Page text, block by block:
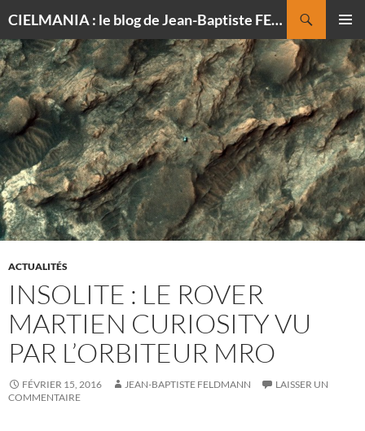
CIELMANIA : le blog de Jean-Baptiste FELDMANN, photographe du ciel
MENU
AU
CONTENU
ACTUALITÉS
INSOLITE : LE ROVER
MARTIEN CURIOSITY VU
PAR L’ORBITEUR MRO
FÉVRIER 15, 2016 JEAN-BAPTISTE FELDMANN
LAISSER UN
COMMENTAIRE